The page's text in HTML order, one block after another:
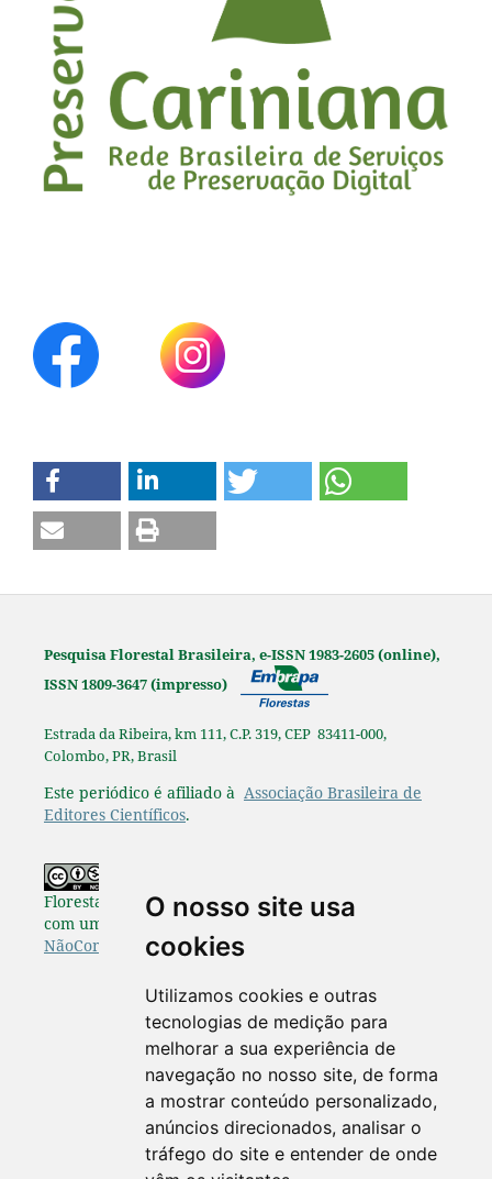
O nosso site usa
cookies
Utilizamos cookies e outras
tecnologias de medição para
melhorar a sua experiência de
navegação no nosso site, de forma
a mostrar conteúdo personalizado,
anúncios direcionados, analisar o
tráfego do site e entender de onde
Pesquisa Florestal Brasileira, e-ISSN 1983-2605 (online),
ISSN 1809-3647 (impresso)
Estrada da Ribeira, km 111, C.P. 319, CEP 83411-000,
Colombo, PR, Brasil
Este periódico é afiliado à Associação Brasileira de
Editores Científicos.
Florestal Brasileira estão disponibilizados de acordo
com uma LicençaCreative Commons Atribuição-
NãoComercial-SemDerivações 4.0 Internacional